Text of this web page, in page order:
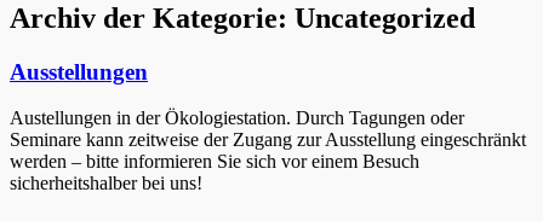
Archiv der Kategorie: Uncategorized
Ausstellungen
Austellungen in der Ökologiestation. Durch Tagungen oder
Seminare kann zeitweise der Zugang zur Ausstellung eingeschränkt
werden – bitte informieren Sie sich vor einem Besuch
sicherheitshalber bei uns!